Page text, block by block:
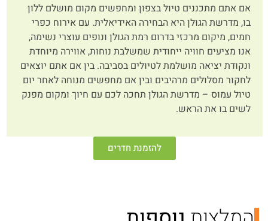
אם אתם מתכננים טיול בצפון ומחפשים מקום מושלם ללון
בו, מדרשת הגולן היא הבחירה האידיאלית. עם אירוח כפרי
חמים, מיקום מרכזי בדרום רמת הגולן ונופים עוצרי נשימה,
אנו מציעים חוויה ייחודית שמשלבת נוחות, אווירה מיוחדת
ונקודת יציאה מושלמת לטיולים בסביבה. בין אם אתם יוצאים
לחקור מסלולים מרהיבים ובין אם מחפשים מנוחה לאחר יום
טיול עמוס – מדרשת הגולן תחכה לכם עם חיוך ומקום מפנק
לשים בו את הראש.
להזמנת חדרים